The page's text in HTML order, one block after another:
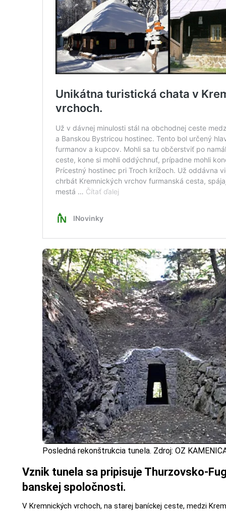
Posledná rekonštrukcia tunela. Zdroj: OZ
Vznik tunela sa pripisuje Thurzovsko-
banskej spoločnosti.
V Kremnických vrchoch, na starej baníckej ceste, medzi